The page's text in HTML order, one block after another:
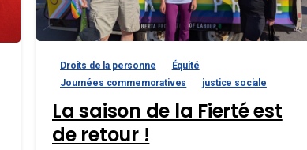
Droits de la personne
Équité
Journées commemoratives
justice sociale
La saison de la Fierté est
de retour !